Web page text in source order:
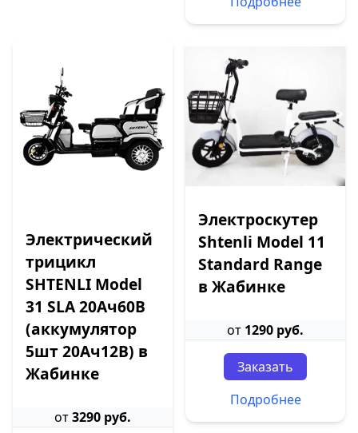
Электрический
трицикл
SHTENLI Model
31 SLA 20Ач60В
(аккумулятор
5шт 20Ач12В) в
Жабинке
от3290 руб.
Электроскутер
Shtenli Model 11
Standard Range
в Жабинке
от 1290 руб.
Заказать
Подробнее